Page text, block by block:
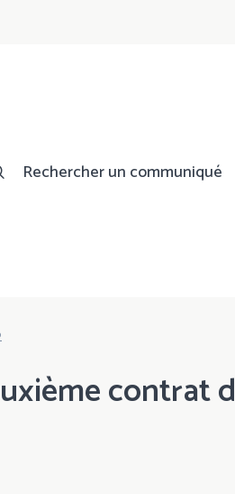
Rechercher un communiqué
contrat